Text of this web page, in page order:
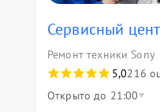
Сервисный
Ремонт техники Sony
5,0216
Открыто до 21:00